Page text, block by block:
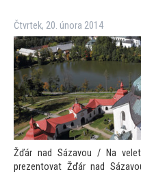
Čtvrtek, 20. února 2014
Žďár nad Sázavou / Na
prezentovat Žďár nad